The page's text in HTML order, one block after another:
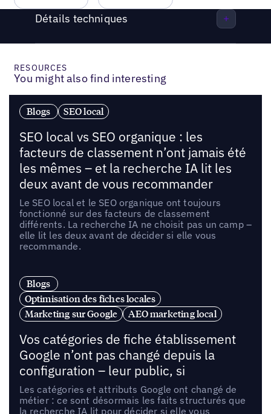
Détails techniques
RESOURCES
You might also find interesting
Blogs SEO local
SEO local vs SEO organique : les
facteurs de classement n’ont jamais été
les mêmes – et la recherche IA lit les
deux avant de vous recommander
Le SEO local et le SEO organique ont toujours
fonctionné sur des facteurs de classement
différents. La recherche IA ne choisit pas un camp –
elle lit les deux avant de décider si elle vous
recommande.
Blogs
Optimisation des fiches locales
Marketing sur Google
AEO marketing local
Vos catégories de fiche établissement
Google n’ont pas changé depuis la
configuration – leur public, si
Les catégories et attributs Google ont changé de
métier : ce sont désormais les faits structurés que
la recherche IA lit pour décider si elle vous